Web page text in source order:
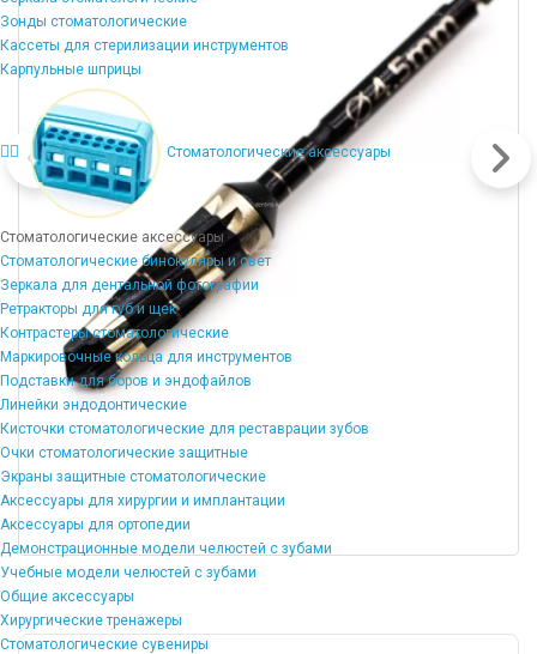
Зонды стоматологические
Кассеты для стерилизации инструментов
Карпульные шприцы
Стоматологические аксессуары
Стоматологические аксессуары
Стоматологические бинокуляры и свет
Зеркала для дентальной фотографии
Ретракторы для губ и щек
Контрастеры стоматологические
Маркировочные кольца для инструментов
Подставки для боров и эндофайлов
Линейки эндодонтические
Кисточки стоматологические для реставрации зубов
Очки стоматологические защитные
Экраны защитные стоматологические
Аксессуары для хирургии и имплантации
Аксессуары для ортопедии
Демонстрационные модели челюстей с зубами
Учебные модели челюстей с зубами
Общие аксессуары
Хирургические тренажеры
Стоматологические сувениры